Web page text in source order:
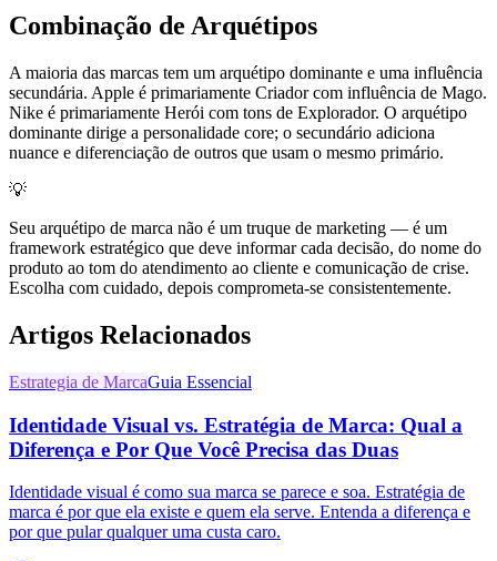
Combinação de Arquétipos
A maioria das marcas tem um arquétipo dominante e uma influência
secundária. Apple é primariamente Criador com influência de Mago.
Nike é primariamente Herói com tons de Explorador. O arquétipo
dominante dirige a personalidade core; o secundário adiciona
nuance e diferenciação de outros que usam o mesmo primário.
💡
Seu arquétipo de marca não é um truque de marketing — é um
framework estratégico que deve informar cada decisão, do nome do
produto ao tom do atendimento ao cliente e comunicação de crise.
Escolha com cuidado, depois comprometa-se consistentemente.
Artigos Relacionados
Estrategia de MarcaGuia Essencial
Identidade Visual vs. Estratégia de Marca: Qual a
Diferença e Por Que Você Precisa das Duas
Identidade visual é como sua marca se parece e soa. Estratégia de
marca é por que ela existe e quem ela serve. Entenda a diferença e
por que pular qualquer uma custa caro.